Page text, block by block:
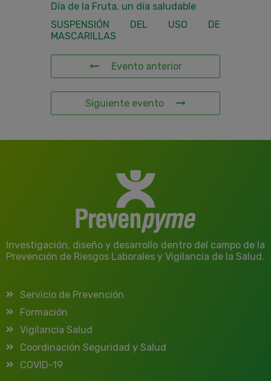
Día de la Fruta, un día saludable
SUSPENSIÓN DEL USO DE
MASCARILLAS
Evento anterior
Siguiente evento
Investigación, diseño y desarrollo dentro del campo de la
Prevención de Riesgos Laborales y Vigilancia de la Salud.
Servicio de Prevención
Formación
Vigilancia Salud
Coordinación Seguridad y Salud
COVID-19